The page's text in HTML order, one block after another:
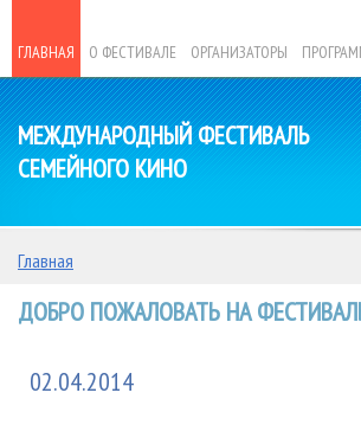
ГЛАВНАЯ О ФЕСТИВАЛЕ ОРГАНИЗАТОРЫ
МЕЖДУНАРОДНЫЙ ФЕСТИВАЛЬ
СЕМЕЙНОГО КИНО
Главная
ДОБРО ПОЖАЛОВАТЬ НА
02.04.2014